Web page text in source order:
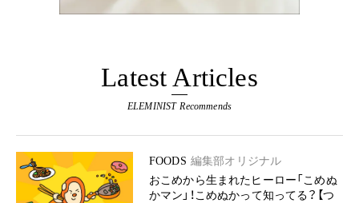
Latest Articles
ELEMINIST Recommends
FOODS 編集部オリジナル
おこめから生まれたヒーロー「こめぬ
かマン」！こめぬかって知ってる？【つ